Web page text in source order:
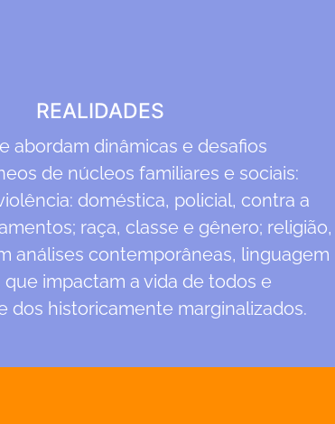
REALIDADES
abordam dinâmicas e desafios
de núcleos familiares e sociais:
doméstica, policial, contra a
raça, classe e gênero; religião,
análises contemporâneas, linguagem
que impactam a vida de todos e
dos historicamente marginalizados.